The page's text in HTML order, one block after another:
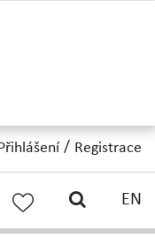
/ Registrace
EN